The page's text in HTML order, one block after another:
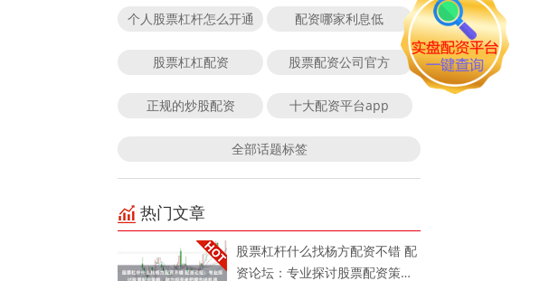
个人股票杠杆怎么开通 配资哪家利息低
股票杠杠配资 股票配资公司官方
正规的炒股配资 十大配资平台app
全部话题标签
热门文章
股票杠杆什么找杨方配资不错 配
资论坛：专业探讨股票配资策